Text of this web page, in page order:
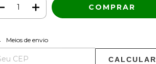
para o CEP:
Meios de envio
CALCULAR